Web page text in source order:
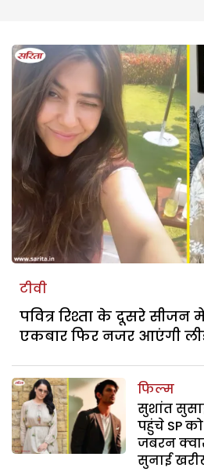
टीवी
पवित्र रिश्ता के दूसरे सीजन
एकबार फिर नजर आएंगी
फिल्म
सुशांत
पहुंचे SP
जबरन
सुनाई